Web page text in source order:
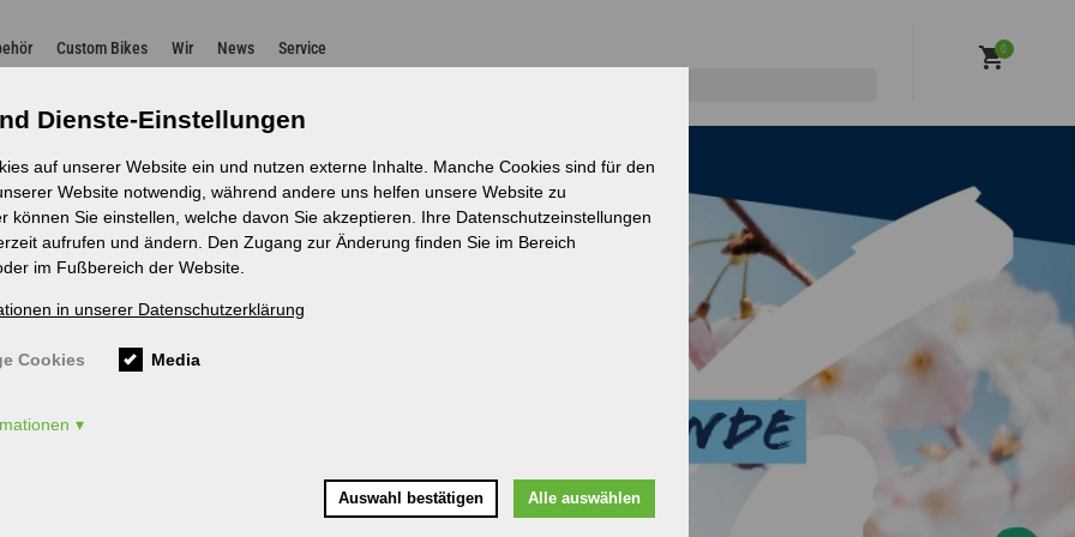
Dienste-Einstellungen
auf unserer Website ein und nutzen externe Inhalte. Manche Cookies sind für den
Website notwendig, während andere uns helfen unsere Website zu
können Sie einstellen, welche davon Sie akzeptieren. Ihre Datenschutzeinstellungen
aufrufen und ändern. Den Zugang zur Änderung finden Sie im Bereich
im Fußbereich der Website.
in unserer Datenschutzerklärung
Cookies Media
Auswahl bestätigen Alle auswählen
Custom Bikes Wir News Service 0